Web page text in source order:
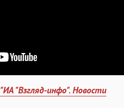
"ИА "Взгляд-инфо". Новости